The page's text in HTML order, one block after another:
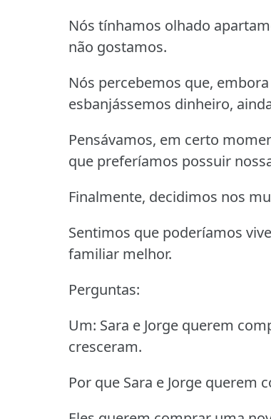
Nós tínhamos olhado
não gostamos.
Nós percebemos que,
esbanjássemos dinheiro,
Pensávamos, em certo
que preferíamos possuir
Finalmente, decidimos nos
Sentimos que poderíamos
familiar melhor.
Perguntas:
Um: Sara e Jorge querem
cresceram.
Por que Sara e Jorge querem